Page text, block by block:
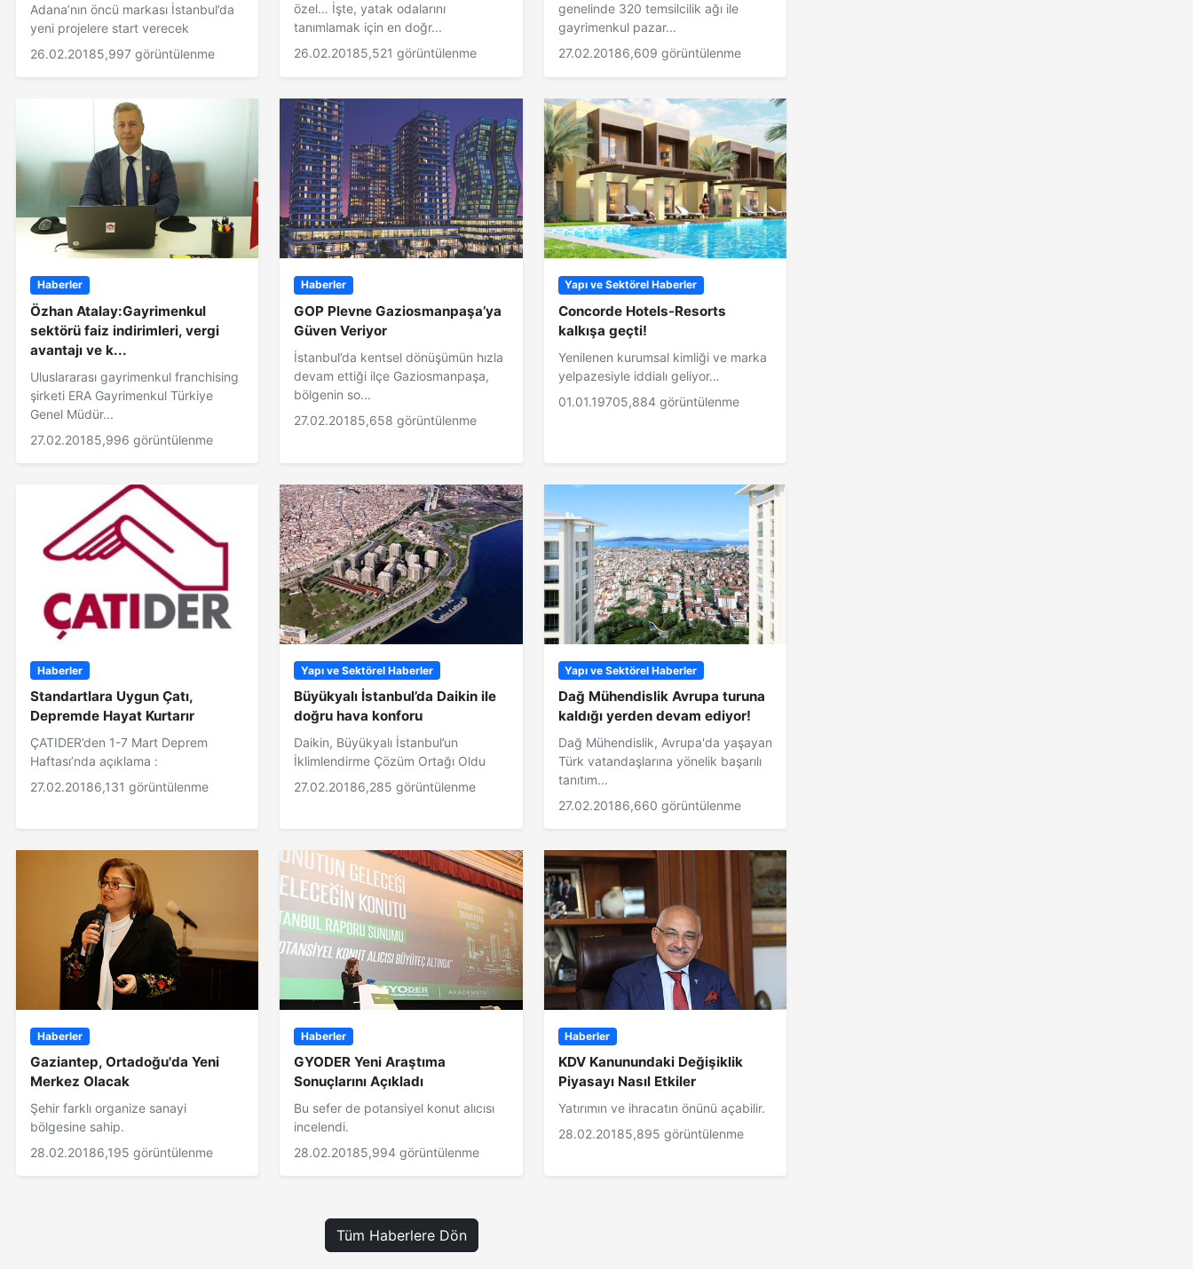
Adana’nın öncü markası İstanbul’da
yeni projelere start verecek
26.02.20185,997 görüntülenme
özel… İşte, yatak odalarını
tanımlamak için en doğr...
26.02.20185,521 görüntülenme
genelinde 320 temsilcilik ağı ile
gayrimenkul pazar...
27.02.20186,609 görüntülenme
Haberler
Özhan Atalay:Gayrimenkul
sektörü faiz indirimleri, vergi
avantajı ve k...
Uluslararası gayrimenkul franchising
şirketi ERA Gayrimenkul Türkiye
Genel Müdür...
27.02.20185,996 görüntülenme
Haberler
GOP Plevne Gaziosmanpaşa’ya
Güven Veriyor
İstanbul’da kentsel dönüşümün hızla
devam ettiği ilçe Gaziosmanpaşa,
bölgenin so...
27.02.20185,658 görüntülenme
Yapı ve Sektörel Haberler
Concorde Hotels-Resorts
kalkışa geçti!
Yenilenen kurumsal kimliği ve marka
yelpazesiyle iddialı geliyor…
01.01.19705,884 görüntülenme
Haberler
Standartlara Uygun Çatı,
Depremde Hayat Kurtarır
ÇATIDER’den 1-7 Mart Deprem
Haftası’nda açıklama :
27.02.20186,131 görüntülenme
Yapı ve Sektörel Haberler
Büyükyalı İstanbul’da Daikin ile
doğru hava konforu
Daikin, Büyükyalı İstanbul’un
İklimlendirme Çözüm Ortağı Oldu
27.02.20186,285 görüntülenme
Yapı ve Sektörel Haberler
Dağ Mühendislik Avrupa turuna
kaldığı yerden devam ediyor!
Dağ Mühendislik, Avrupa'da yaşayan
Türk vatandaşlarına yönelik başarılı
tanıtım...
27.02.20186,660 görüntülenme
Haberler
Gaziantep, Ortadoğu'da Yeni
Merkez Olacak
Şehir farklı organize sanayi
bölgesine sahip.
28.02.20186,195 görüntülenme
Haberler
GYODER Yeni Araştıma
Sonuçlarını Açıkladı
Bu sefer de potansiyel konut alıcısı
incelendi.
28.02.20185,994 görüntülenme
Haberler
KDV Kanunundaki Değişiklik
Piyasayı Nasıl Etkiler
Yatırımın ve ihracatın önünü açabilir.
28.02.20185,895 görüntülenme
Tüm Haberlere Dön